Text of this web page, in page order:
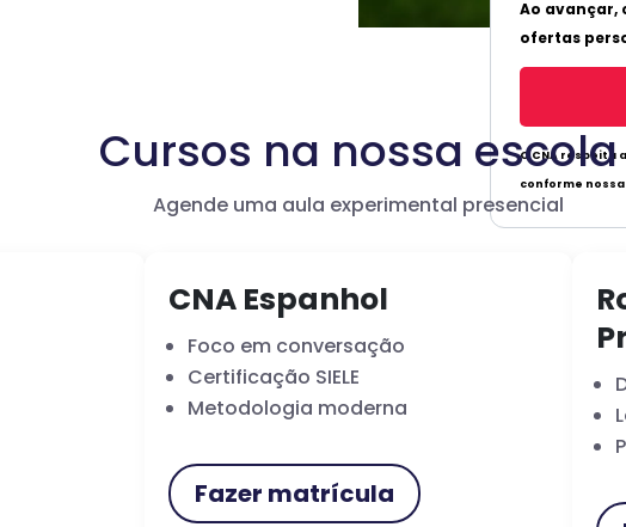
Cursos na nossa escola
Agende uma aula experimental presencial
CNA Espanhol
Foco em conversação
Certificação SIELE
Metodologia moderna
Fazer matrícula